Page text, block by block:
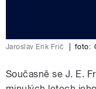
Jaroslav Erik Frič foto:
Současně se J. E.